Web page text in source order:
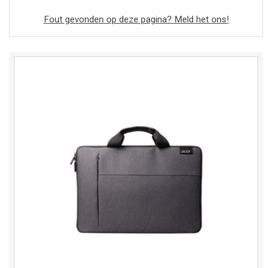
Fout gevonden op deze pagina? Meld het ons!